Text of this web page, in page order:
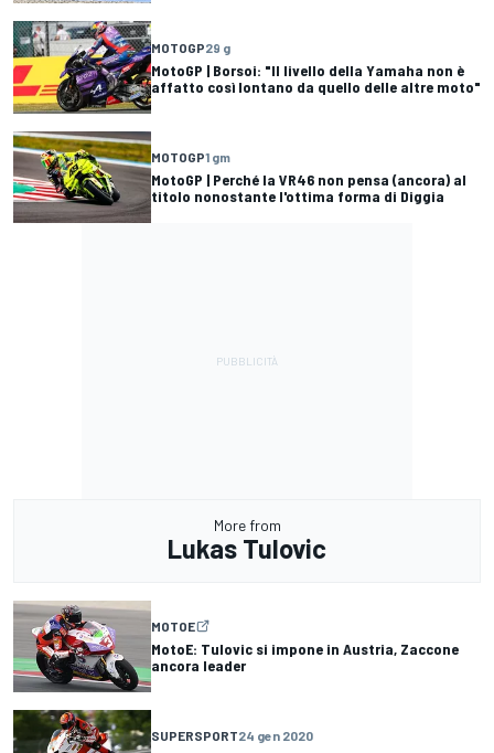
MOTOGP29 g
MotoGP | Borsoi: "Il livello della Yamaha non è
affatto così lontano da quello delle altre moto"
MOTOGP1 gm
MotoGP | Perché la VR46 non pensa (ancora) al
titolo nonostante l'ottima forma di Diggia
More from
Lukas Tulovic
MOTOE
MotoE: Tulovic si impone in Austria, Zaccone
ancora leader
SUPERSPORT24 gen 2020